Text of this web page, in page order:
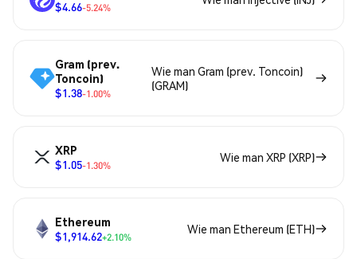
$4.66-5.24%
Gram (prev.
Toncoin)
$1.38-1.00%
Wie man Gram (prev. Toncoin)
(GRAM)
XRP
$1.05-1.30%
Wie man XRP (XRP)
Ethereum
$1,914.62+2.10%
Wie man Ethereum (ETH)